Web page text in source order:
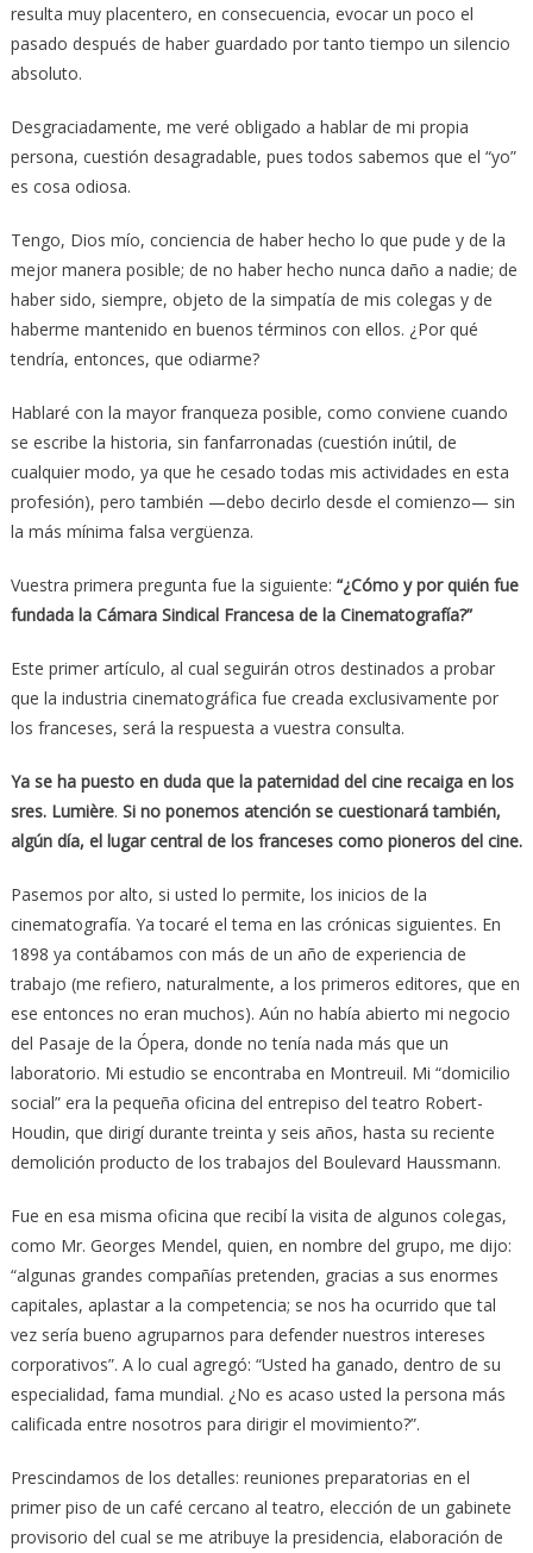
resulta muy placentero, en consecuencia, evocar un poco el
pasado después de haber guardado por tanto tiempo un silencio
absoluto.
Desgraciadamente, me veré obligado a hablar de mi propia
persona, cuestión desagradable, pues todos sabemos que el “yo”
es cosa odiosa.
Tengo, Dios mío, conciencia de haber hecho lo que pude y de la
mejor manera posible; de no haber hecho nunca daño a nadie; de
haber sido, siempre, objeto de la simpatía de mis colegas y de
haberme mantenido en buenos términos con ellos. ¿Por qué
tendría, entonces, que odiarme?
Hablaré con la mayor franqueza posible, como conviene cuando
se escribe la historia, sin fanfarronadas (cuestión inútil, de
cualquier modo, ya que he cesado todas mis actividades en esta
profesión), pero también —debo decirlo desde el comienzo— sin
la más mínima falsa vergüenza.
Vuestra primera pregunta fue la siguiente: “¿Cómo y por quién fue
fundada la Cámara Sindical Francesa de la Cinematografía?”
Este primer artículo, al cual seguirán otros destinados a probar
que la industria cinematográfica fue creada exclusivamente por
los franceses, será la respuesta a vuestra consulta.
Ya se ha puesto en duda que la paternidad del cine recaiga en los
sres. Lumière. Si no ponemos atención se cuestionará también,
algún día, el lugar central de los franceses como pioneros del cine.
Pasemos por alto, si usted lo permite, los inicios de la
cinematografía. Ya tocaré el tema en las crónicas siguientes. En
1898 ya contábamos con más de un año de experiencia de
trabajo (me refiero, naturalmente, a los primeros editores, que en
ese entonces no eran muchos). Aún no había abierto mi negocio
del Pasaje de la Ópera, donde no tenía nada más que un
laboratorio. Mi estudio se encontraba en Montreuil. Mi “domicilio
social” era la pequeña oficina del entrepiso del teatro Robert-
Houdin, que dirigí durante treinta y seis años, hasta su reciente
demolición producto de los trabajos del Boulevard Haussmann.
Fue en esa misma oficina que recibí la visita de algunos colegas,
como Mr. Georges Mendel, quien, en nombre del grupo, me dijo:
“algunas grandes compañías pretenden, gracias a sus enormes
capitales, aplastar a la competencia; se nos ha ocurrido que tal
vez sería bueno agruparnos para defender nuestros intereses
corporativos”. A lo cual agregó: “Usted ha ganado, dentro de su
especialidad, fama mundial. ¿No es acaso usted la persona más
calificada entre nosotros para dirigir el movimiento?”.
Prescindamos de los detalles: reuniones preparatorias en el
primer piso de un café cercano al teatro, elección de un gabinete
provisorio del cual se me atribuye la presidencia, elaboración de